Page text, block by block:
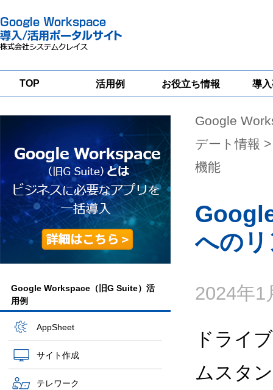
TOP 活用例 お役立ち情報
一
導
グループウェア
移行支援
Google
Workspace
セキュリティ
対策サービス
Google Workspace（旧G Suite）活
用例
AppSheet
サイト作成
テレワーク
Google
デート情報
機能
への
2024年1
ドライ
ムスタ